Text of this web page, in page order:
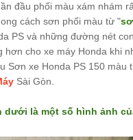
đầu phối màu xám nhám
cách sơn phối màu từ "
PS và những đường nét
hơn cho xe máy Honda khi
Sơn xe Honda PS 150
Sài Gòn.
dưới là một số hình ảnh